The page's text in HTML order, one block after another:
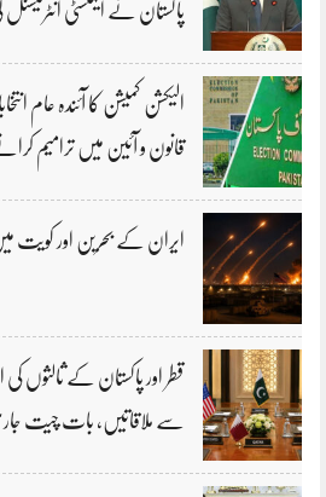
پاکستان نے ایمنسٹی
الیکشن کمیشن کا آئندہ عام
قانون و آئین میں ترامیم
ایران کے بحرین اور کویت
قطر اور پاکستان کے ثالثوں کی
سے ملاقاتیں، بات چیت